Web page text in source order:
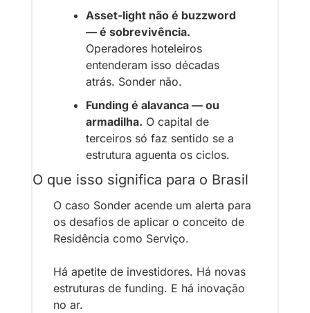
Asset-light não é buzzword
— é sobrevivência.
Operadores hoteleiros
entenderam isso décadas
atrás. Sonder não.
Funding é alavanca — ou
armadilha. O capital de
terceiros só faz sentido se a
estrutura aguenta os ciclos.
O que isso significa para o Brasil
O caso Sonder acende um alerta para
os desafios de aplicar o conceito de
Residência como Serviço.
Há apetite de investidores. Há novas
estruturas de funding. E há inovação
no ar.